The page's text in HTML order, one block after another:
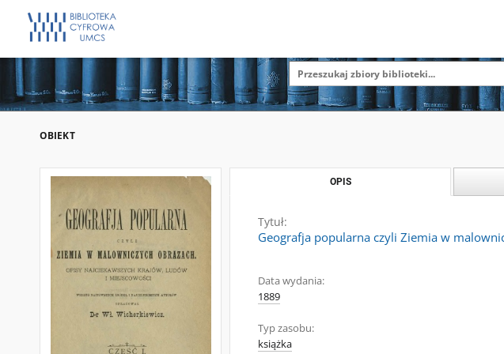
OBIEKT
OPIS
Tytuł:
Geografja popularna czyli Ziemia w
Data wydania:
1889
Typ zasobu:
książka